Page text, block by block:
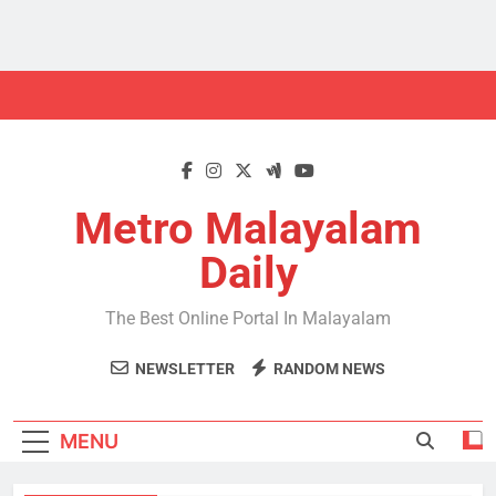
Metro Malayalam
Daily
The Best Online Portal In Malayalam
NEWSLETTER RANDOM NEWS
MENU